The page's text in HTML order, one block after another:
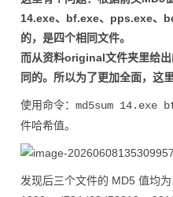
14.exe、bf.exe、pps.exe、
的，是四个相同文件。
而从资料original文件夹里给
同的。所以为了更加全面，这
使用命令： md5sum 14.exe
件哈希值。
发现后三个文件的 MD5 值均为